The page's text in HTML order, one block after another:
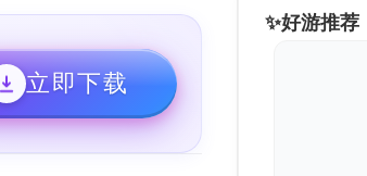
立即下载
✨好游推荐
失控进化